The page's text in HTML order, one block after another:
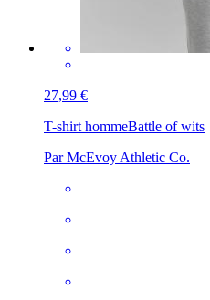
27,99 €
T-shirt hommeBattle of wits
Par McEvoy Athletic Co.